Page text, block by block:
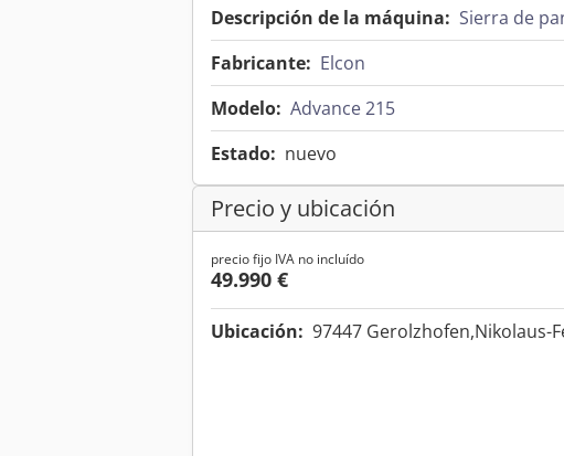
Descripción de la máquina: Sierra de
Fabricante: Elcon
Modelo: Advance 215
Estado: nuevo
Precio y ubicación
precio fijo IVA no incluído
49.990 €
Ubicación: 97447 Gerolzhofen,Nikolaus-